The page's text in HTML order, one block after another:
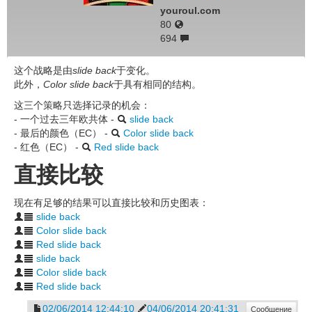
youroul.com
80
694
这个战略是由slide back于变化。
此外， Color slide back于具有相同的结构。
这三个策略只选择记录的机会：
- 一个过去三年欧共体 -
slide back
- 最后的颜色（EC） -
Color slide back
- 红色（EC） -
Red slide back
直接比较
现在有足够的结果可以直接比较和历史图表：
slide back
Color slide back
Red slide back
slide back
Color slide back
Red slide back
02/06/2014 12:44:10
04/06/2014 20:41:31 Сообщение